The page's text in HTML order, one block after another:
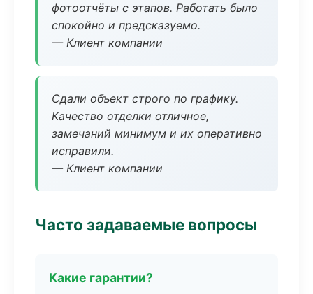
фотоотчёты с этапов. Работать было
спокойно и предсказуемо.
— Клиент компании
Сдали объект строго по графику.
Качество отделки отличное,
замечаний минимум и их оперативно
исправили.
— Клиент компании
Часто задаваемые вопросы
Какие гарантии?